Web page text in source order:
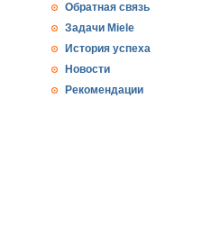
Обратная связь
Задачи Miele
История успеха
Новости
Рекомендации